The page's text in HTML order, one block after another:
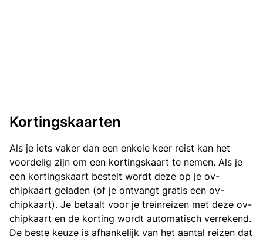
Kortingskaarten
Als je iets vaker dan een enkele keer reist kan het
voordelig zijn om een kortingskaart te nemen. Als je
een kortingskaart bestelt wordt deze op je ov-
chipkaart geladen (of je ontvangt gratis een ov-
chipkaart). Je betaalt voor je treinreizen met deze ov-
chipkaart en de korting wordt automatisch verrekend.
De beste keuze is afhankelijk van het aantal reizen dat